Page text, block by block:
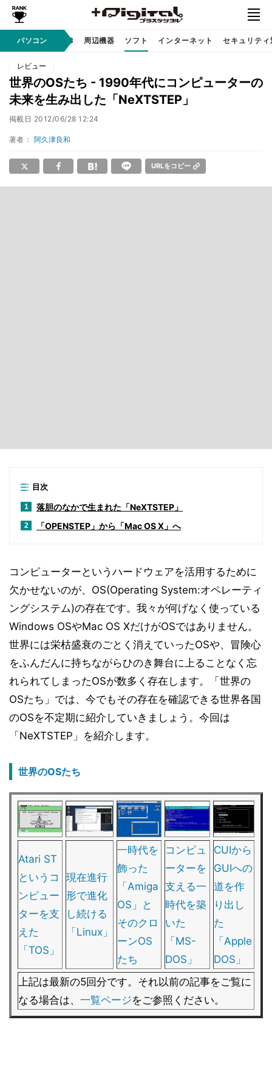
パソコン
クノロジ AI PC 周辺機器 ソフト インターネット セキュリティ
レビュー
世界のOSたち - 1990年代にコンピューターの
未来を生み出した「NeXTSTEP」
掲載日 2012/06/28 12:24
著者： 阿久津良和
URLをコピー
目次
1 落胆のなかで生まれた「NeXTSTEP」
2 「OPENSTEP」から「Mac OS X」へ
コンピューターというハードウェアを活用するために
欠かせないのが、OS(Operating System:オペレーティ
ングシステム)の存在です。我々が何げなく使っている
Windows OSやMac OS XだけがOSではありません。
世界には栄枯盛衰のごとく消えていったOSや、冒険心
をふんだんに持ちながらひのき舞台に上ることなく忘
れられてしまったOSが数多く存在します。「世界の
OSたち」では、今でもその存在を確認できる世界各国
のOSを不定期に紹介していきましょう。今回は
「NeXTSTEP」を紹介します。
世界のOSたち
Atari ST
というコ
ンピュー
ターを支
えた
「TOS」
現在進行
形で進化
し続ける
「Linux」
一時代を
飾った
「Amiga
OS」と
そのクロ
ーンOS
たち
コンピュ
ーターを
支える一
時代を築
いた
「MS-
DOS」
CUIから
GUIへの
道を作
り出し
た
「Apple
DOS」
上記は最新の5回分です。それ以前の記事をご覧に
なる場合は、 一覧ページをご参照ください。